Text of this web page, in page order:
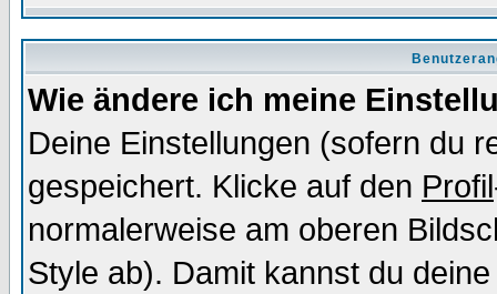
Wie ändere ich meine
Deine Einstellungen (sofern du
gespeichert. Klicke auf den Profil
normalerweise am oberen
Style ab). Damit kannst du